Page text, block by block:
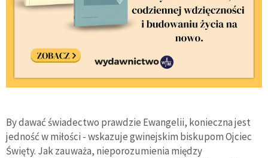
By dawać świadectwo prawdzie Ewangelii, konieczna jest
jedność w miłości - wskazuje gwinejskim biskupom Ojciec
Święty. Jak zauważa, nieporozumienia między